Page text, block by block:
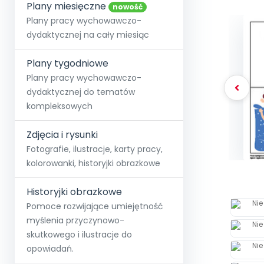
Społeczność
+48 12 631 04 10
kontakt@blizejprzedszkola.pl
O miesięczniku
Strona główna
Strefy,
O Akademii
Akademia
Poznaj pakiet MAX
Testuj przez 7 dni
E-
∞Pakiet
Pełen
Wszystkie projekty
Skontaktuj się
Dodaj wpis
Plany miesięczne nowość
Plany pracy wychowawczo-
dydaktycznej na cały miesiąc
Plany tygodniowe
Plany pracy wychowawczo-
dydaktycznej do tematów
kompleksowych
Zdjęcia i rysunki
Fotografie, ilustracje, karty pracy,
kolorowanki, historyjki obrazkowe
Historyjki obrazkowe
Pomoce rozwijające umiejętność
myślenia przyczynowo-
skutkowego i ilustracje do
opowiadań.